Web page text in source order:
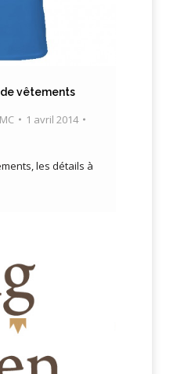
vêtements
1 avril 2014
les détails à